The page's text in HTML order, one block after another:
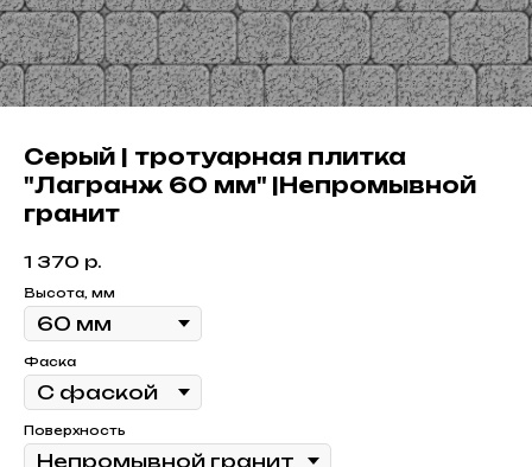
Серый | тротуарная плитка
"Лагранж 60 мм" |Непромывной
гранит
1 370 р.
Высота, мм
Фаска
Поверхность